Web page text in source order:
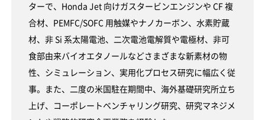
ターで、Honda Jet 向けガスタービンエンジンや CF 複
合材、PEMFC/SOFC 用触媒やナノカーボン、水素貯蔵
材、非 Si 系太陽電池、二次電池電解質や電極材、非可
食部由来バイオエタノールなどさまざまな新素材の物
性、シミュレーション、実用化プロセス研究に幅広く従
事。また、二度の米国駐在期間中、海外基礎研究所立ち
上げ、コーポレートベンチャリング研究、研究マネジメ